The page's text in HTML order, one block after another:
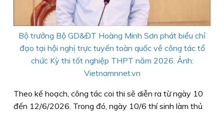
Bộ trưởng Bộ GD&ĐT Hoàng Minh Sơn phát biểu chỉ
đạo tại hội nghị trực tuyến toàn quốc về công tác tổ
chức Kỳ thi tốt nghiệp THPT năm 2026. Ảnh:
Vietnamnnet.vn
Theo kế hoạch, công tác coi thi sẽ diễn ra từ ngày 10
đến 12/6/2026. Trong đó, ngày 10/6 thí sinh làm thủ